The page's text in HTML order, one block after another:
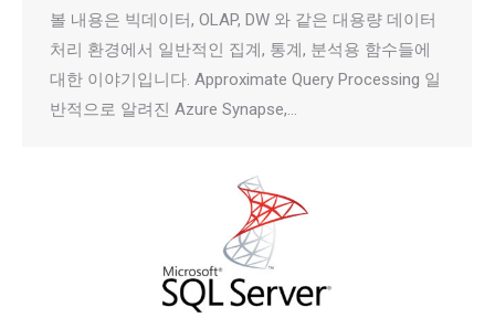
볼 내용은 빅데이터, OLAP, DW 와 같은 대용량 데이터
처리 환경에서 일반적인 집계, 통계, 분석용 함수들에
대한 이야기입니다. Approximate Query Processing 일
반적으로 알려진 Azure Synapse,…